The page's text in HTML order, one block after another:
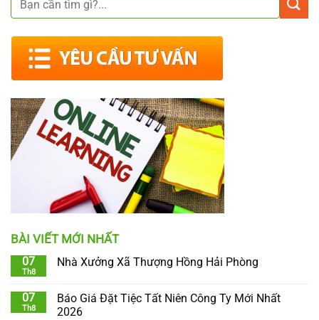
BÀI VIẾT MỚI NHẤT
07
Th8
Nhà Xưởng Xã Thượng Hồng Hải Phòng
07
Th8
Báo Giá Đặt Tiệc Tất Niên Công Ty Mới Nhất
2026